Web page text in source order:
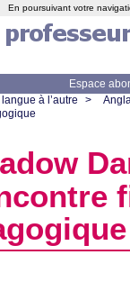
Espace
langue à l’autre >
En poursuivant votre